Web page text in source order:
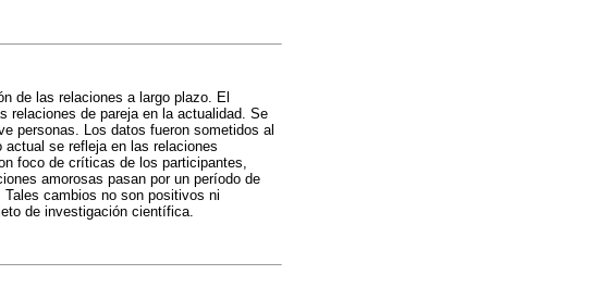
de las relaciones a largo plazo. El
relaciones de pareja en la actualidad. Se
personas. Los datos fueron sometidos al
se refleja en las relaciones
foco de críticas de los participantes,
amorosas pasan por un período de
cambios no son positivos ni
de investigación científica.